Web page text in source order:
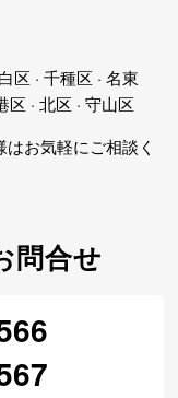
区 · 千種区 · 名東
区 · 北区 · 守山区
お気軽にご相談く
問合せ